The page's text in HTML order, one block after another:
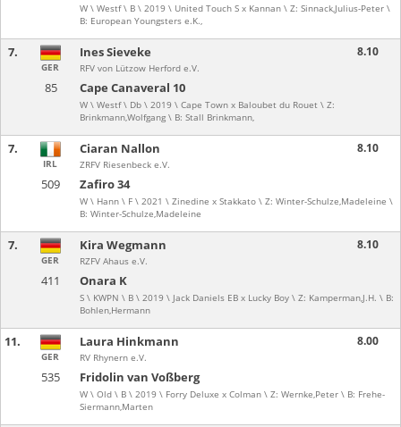
W \ Westf \ B \ 2019 \ United Touch S x Kannan \ Z: Sinnack,Julius-Peter \
B: European Youngsters e.K.,
7.
85 Cape Canaveral 10
W \ Westf \ Db \ 2019 \ Cape Town x Baloubet du Rouet \ Z:
Brinkmann,Wolfgang \ B: Stall Brinkmann,
GER
Ines Sieveke
RFV von Lützow Herford e.V.
8.10
7.
509 Zafiro 34
W \ Hann \ F \ 2021 \ Zinedine x Stakkato \ Z: Winter-Schulze,Madeleine \
B: Winter-Schulze,Madeleine
IRL
Ciaran Nallon
ZRFV Riesenbeck e.V.
8.10
7.
411 Onara K
S \ KWPN \ B \ 2019 \ Jack Daniels EB x Lucky Boy \ Z: Kamperman,J.H. \ B:
Bohlen,Hermann
GER
Kira Wegmann
RZFV Ahaus e.V.
8.10
11.
535 Fridolin van Voßberg
W \ Old \ B \ 2019 \ Forry Deluxe x Colman \ Z: Wernke,Peter \ B: Frehe-
Siermann,Marten
GER
Laura Hinkmann
RV Rhynern e.V.
8.00